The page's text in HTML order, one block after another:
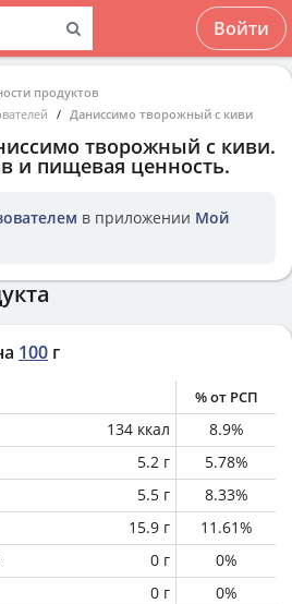
Войти
продуктов
Даниссимо творожный с киви
творожный с киви.
и пищевая ценность.
в приложении Мой
100 г
% от РСП
134 ккал 8.9%
5.2 г 5.78%
5.5 г 8.33%
15.9 г 11.61%
0 г 0%
0 г 0%